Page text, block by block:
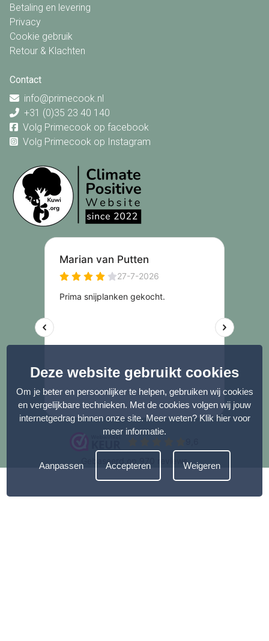
Betaling en levering
Privacy
Cookie gebruik
Retour & Klachten
Contact
info@primecook.nl
+31 (0)35 23 40 140
Volg Primecook op facebook
Volg Primecook op Instagram
Deze website gebruikt cookies
Om je beter en persoonlijker te helpen, gebruiken wij cookies
en vergelijkbare technieken. Met de cookies volgen wij jouw
internetgedrag binnen onze site. Meer weten? Klik hier voor
meer informatie.
Aanpassen Accepteren Weigeren